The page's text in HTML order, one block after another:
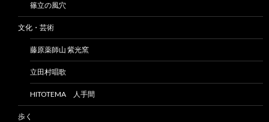
篠立の風穴
文化・芸術
藤原薬師山 紫光窯
立田村唱歌
HITOTEMA 人手間
歩く